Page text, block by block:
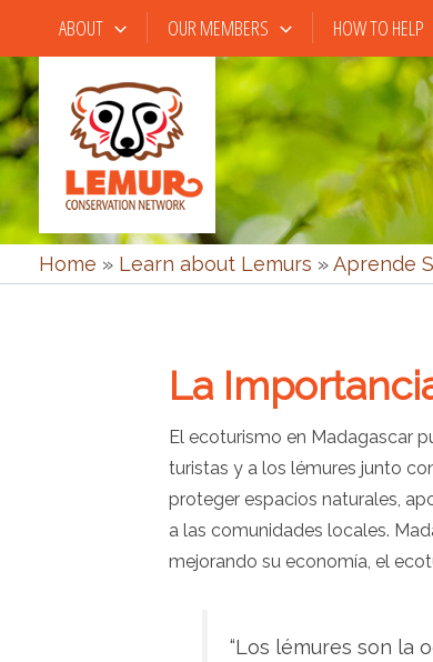
content
ABOUT OUR MEMBERS HOW TO HELP
Home » Learn about Lemurs »Aprende
La
El ecoturismo en Madagascar
turistas y a los lémures junto
proteger espacios naturales,
a las comunidades locales.
mejorando su economía, el
“Los lémures son la